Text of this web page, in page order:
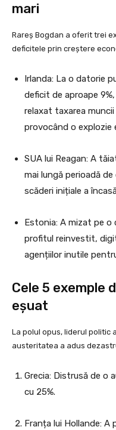
mari
Rareș Bogdan a oferit trei
deficitele prin creștere
Irlanda: La o datorie
deficit de aproape
relaxat taxarea
provocând o explozie
SUA lui Reagan: A
mai lungă perioadă
scăderi inițiale a
Estonia: A mizat pe o
profitul reinvestit,
agențiilor inutile
Cele 5 exemple
eșuat
La polul opus, liderul politic
austeritatea a adus
Grecia: Distrusă de o
cu 25%.
Franța lui Hollande: